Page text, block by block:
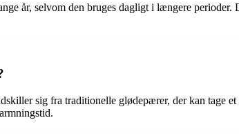
år, selvom den bruges dagligt i længere perioder.
sig fra traditionelle glødepærer, der kan tage